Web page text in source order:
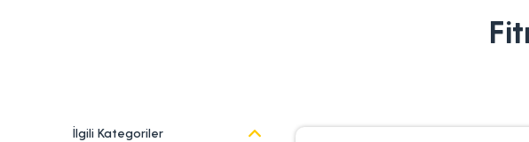
İlgili Kategoriler